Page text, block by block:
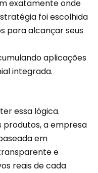
exatamente onde
foi escolhida
para alcançar seus
aplicações
integrada.
essa lógica.
produtos, a empresa
em
e
reais de cada